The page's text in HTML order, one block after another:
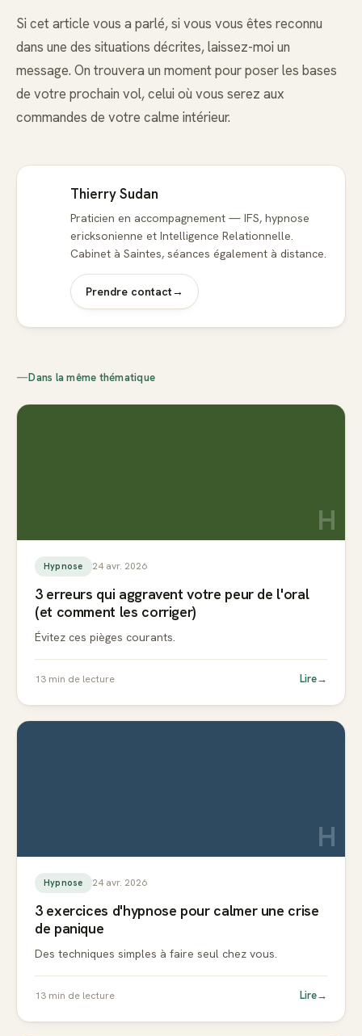
Si cet article vous a parlé, si vous vous êtes reconnu
dans une des situations décrites, laissez-moi un
message. On trouvera un moment pour poser les bases
de votre prochain vol, celui où vous serez aux
commandes de votre calme intérieur.
Thierry Sudan
Praticien en accompagnement — IFS, hypnose
ericksonienne et Intelligence Relationnelle.
Cabinet à Saintes, séances également à distance.
Prendre contact→
—Dans la même thématique
H
Hypnose 24 avr. 2026
3 erreurs qui aggravent votre peur de l'oral
(et comment les corriger)
Évitez ces pièges courants.
13 min de lecture Lire→
H
Hypnose 24 avr. 2026
3 exercices d'hypnose pour calmer une crise
de panique
Des techniques simples à faire seul chez vous.
13 min de lecture Lire→